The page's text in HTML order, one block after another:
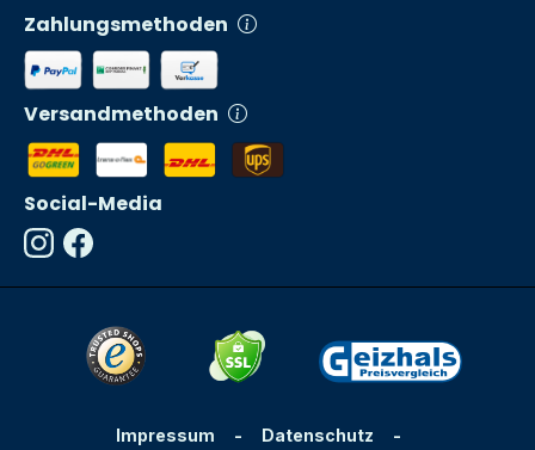
Zahlungsmethoden
Versandmethoden
Social-Media
Impressum - Datenschutz -